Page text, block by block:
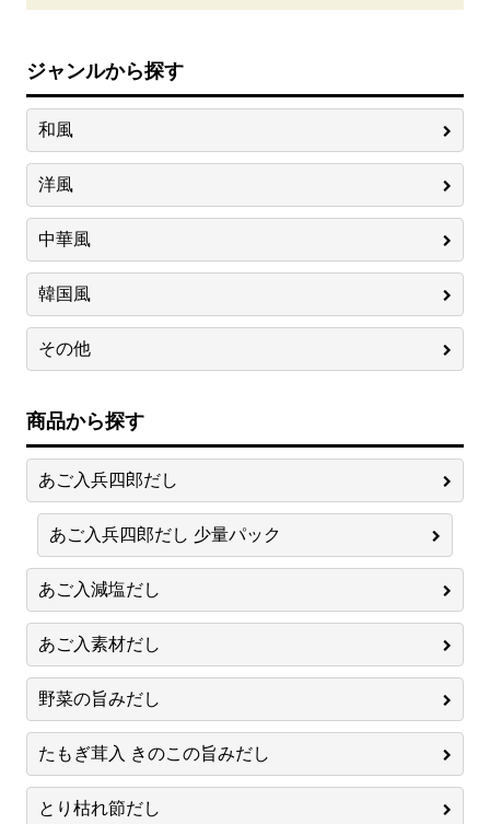
ジャンルから探す
和風
洋風
中華風
韓国風
その他
商品から探す
あご入兵四郎だし
あご入兵四郎だし 少量パック
あご入減塩だし
あご入素材だし
野菜の旨みだし
たもぎ茸入 きのこの旨みだし
とり枯れ節だし